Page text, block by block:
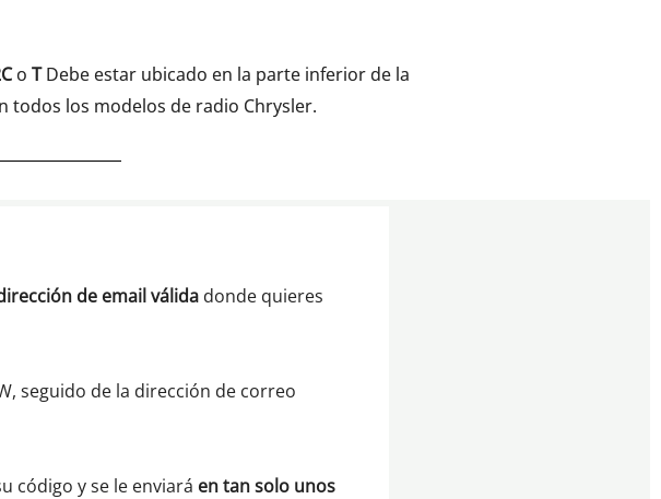
o TDebe estar ubicado en la parte inferior de la
todos los modelos de radio Chrysler.
de email válida donde quieres
seguido de la dirección de correo
código y se le enviará en tan solo unos